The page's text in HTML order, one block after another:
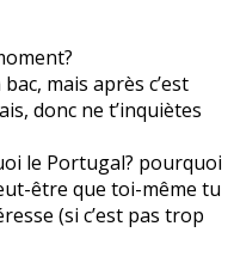
mais après c’est
donc ne t’inquiètes
le Portugal? pourquoi
être que toi-même tu
(si c’est pas trop